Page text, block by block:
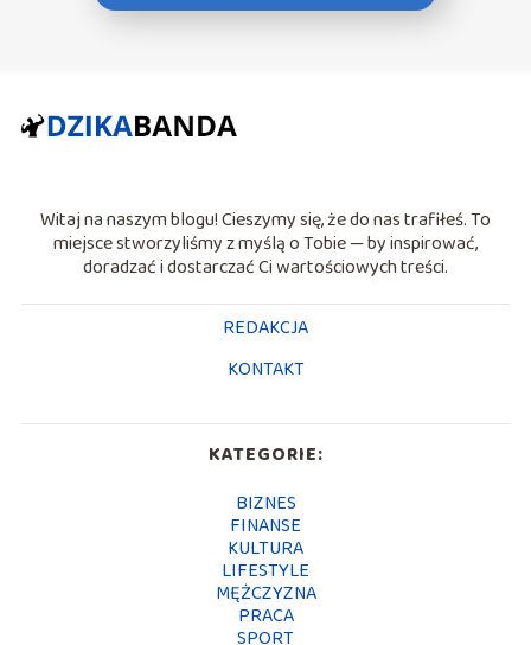
Witaj na naszym blogu! Cieszymy się, że do nas trafiłeś. To
miejsce stworzyliśmy z myślą o Tobie — by inspirować,
doradzać i dostarczać Ci wartościowych treści.
REDAKCJA
KONTAKT
KATEGORIE:
BIZNES
FINANSE
KULTURA
LIFESTYLE
MĘŻCZYZNA
PRACA
SPORT